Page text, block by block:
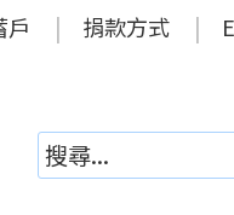
戶 捐款方式